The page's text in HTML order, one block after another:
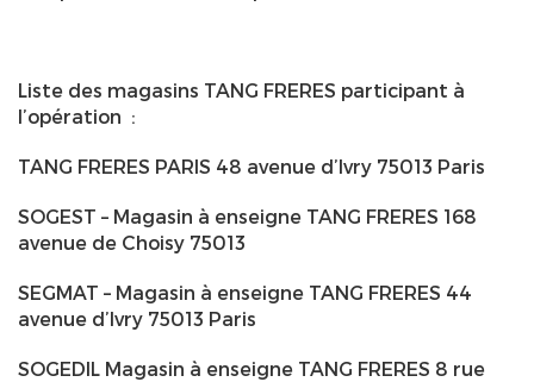
Liste des magasins TANG FRERES participant à
l’opération :
TANG FRERES PARIS 48 avenue d’Ivry 75013 Paris
SOGEST – Magasin à enseigne TANG FRERES 168
avenue de Choisy 75013
SEGMAT – Magasin à enseigne TANG FRERES 44
avenue d’Ivry 75013 Paris
SOGEDIL Magasin à enseigne TANG FRERES 8 rue